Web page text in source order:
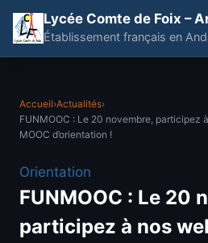
Lycée Comte de Foix –
Établissement français en
Accueil›Actualités›
FUNMOOC : Le 20 novembre, participez
MOOC d’orientation !
Orientation
FUNMOOC : Le 20
participez à nos